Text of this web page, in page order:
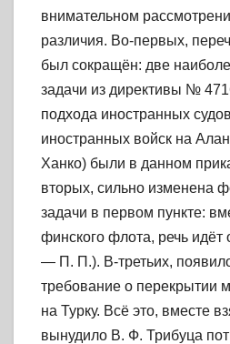
внимательном
различия. Во-первых,
был сокращён: две
задачи из директивы №
подхода иностранных
иностранных войск на
Ханко) были в данном
вторых, сильно изменена
задачи в первом пункте:
финского флота, речь идёт
— П. П.). В-третьих,
требование о перекрытии
на Турку. Всё это, вместе
вынудило В. Ф. Трибуца